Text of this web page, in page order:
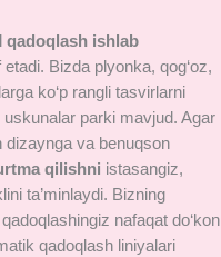
qadoqlash ishlab
Bizda plyonka, qog‘oz,
ko‘p rangli tasvirlarni
parki mavjud. Agar
va benuqson
qilishni istasangiz,
ta’minlaydi. Bizning
nafaqat do‘kon
qadoqlash liniyalari